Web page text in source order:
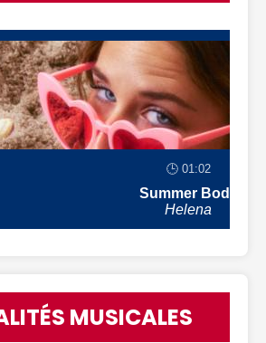
🕒 01:02
Summer Body
Helena
MUSICALES